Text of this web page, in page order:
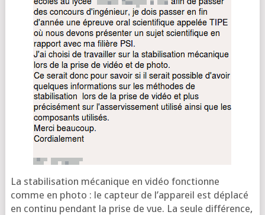
La sta­bi­li­sa­tion méca­nique en vidéo fonc­tionne
comme en pho­to : le cap­teur de l’ap­pa­reil est dépla­cé
en conti­nu pen­dant la prise de vue. La seule dif­fé­rence,